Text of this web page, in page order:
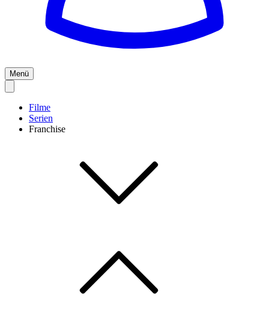
Menü
Filme
Serien
Franchise